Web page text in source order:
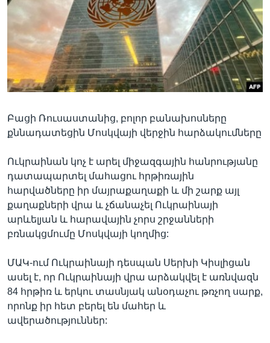
Լեզուներ
Բացի Ռուսաստանից, բոլոր բանախոսները
քննադատեցին Մոսկվայի վերջին հարձակումները
Ուկրաինան կոչ է արել միջազգային հանրությանը
դատապարտել մահացու հրթիռային
հարվածները իր մայրաքաղաքի և մի շարք այլ
քաղաքների վրա և չճանաչել Ուկրաինայի
արևելյան և հարավային չորս շրջանների
բռնակցմումը Մոսկվայի կողմից:
ՄԱԿ-ում Ուկրաինայի դեսպան Սերխի Կիսլիցան
ասել է, որ Ուկրաինայի վրա արձակվել է առնվազն
84 հրթիռ և երկու տասնյակ անօդաչու թռչող սարք,
որոնք իր հետ բերել են մահեր և
ավերածություններ: